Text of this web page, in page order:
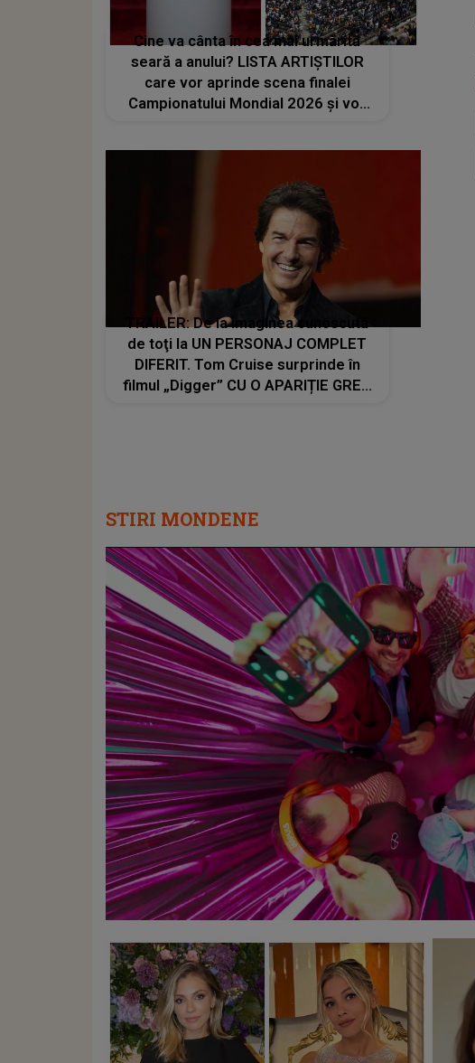
Cine va cânta în cea mai urmărită
seară a anului? LISTA ARTIȘTILOR
care vor aprinde scena finalei
Campionatului Mondial 2026 și vor
TRAILER: De la imaginea cunoscută
de toţi la UN PERSONAJ COMPLET
DIFERIT. Tom Cruise surprinde în
filmul „Digger” CU O APARIȚIE GREU
STIRI MONDENE